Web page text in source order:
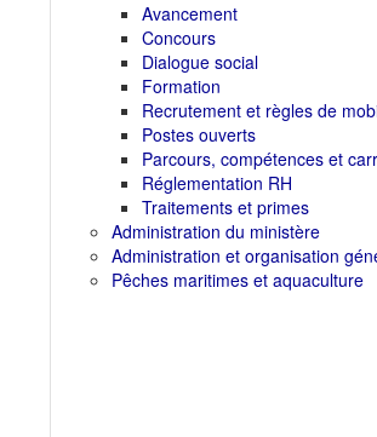
Avancement
Concours
Dialogue social
Formation
Recrutement et règles de
Postes ouverts
Parcours, compétences et
Réglementation RH
Traitements et primes
Administration du ministère
Administration et organisation
Pêches maritimes et aquaculture